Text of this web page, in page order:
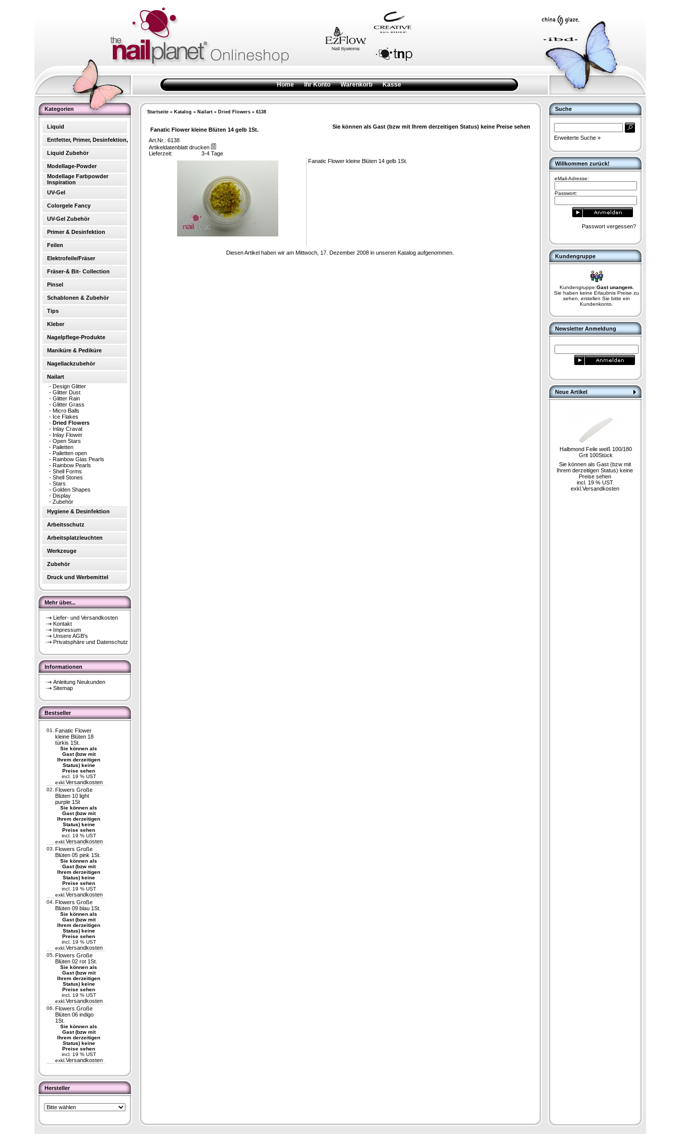
Home Ihr Konto Warenkorb Kasse
Kategorien
Liquid
Entfetter, Primer, Desinfektion,
Liquid Zubehör
Modellage-Powder
Modellage Farbpowder
Inspiration
UV-Gel
Colorgele Fancy
UV-Gel Zubehör
Primer & Desinfektion
Feilen
Elektrofeile/Fräser
Fräser-& Bit- Collection
Pinsel
Schablonen & Zubehör
Tips
Kleber
Nagelpflege-Produkte
Maniküre & Pediküre
Nagellackzubehör
Nailart
- Design Glitter
- Glitter Dust
- Glitter Rain
- Glitter Grass
- Micro Balls
- Ice Flakes
- Dried Flowers
- Inlay Cravat
- Inlay Flower
- Open Stars
- Pailetten
- Pailetten open
- Rainbow Glas Pearls
- Rainbow Pearls
- Shell Forms
- Shell Stones
- Stars
- Golden Shapes
- Display
- Zubehör
Hygiene & Desinfektion
Arbeitsschutz
Arbeitsplatzleuchten
Werkzeuge
Zubehör
Druck und Werbemittel
Mehr über...
Liefer- und Versandkosten
Kontakt
Impressum
Unsere AGB's
Privatsphäre und Datenschutz
Informationen
Anleitung Neukunden
Sitemap
Bestseller
01.
Fanatic Flower
kleine Blüten 18
türkis 1St.
Sie können als
Gast (bzw mit
Ihrem derzeitigen
Status) keine
Preise sehen
incl. 19 % UST
exkl. Versandkosten
02. Flowers Große
Blüten 10 light
purple 1St
Sie können als
Gast (bzw mit
Ihrem derzeitigen
Status) keine
Preise sehen
incl. 19 % UST
exkl. Versandkosten
03. Flowers Große
Blüten 05 pink 1St.
Sie können als
Gast (bzw mit
Ihrem derzeitigen
Status) keine
Preise sehen
incl. 19 % UST
exkl. Versandkosten
04. Flowers Große
Blüten 09 blau 1St.
Sie können als
Gast (bzw mit
Ihrem derzeitigen
Status) keine
Preise sehen
incl. 19 % UST
exkl. Versandkosten
05. Flowers Große
Blüten 02 rot 1St.
Sie können als
Gast (bzw mit
Ihrem derzeitigen
Status) keine
Preise sehen
incl. 19 % UST
exkl. Versandkosten
06. Flowers Große
Blüten 06 indigo
1St.
Sie können als
Gast (bzw mit
Ihrem derzeitigen
Status) keine
Preise sehen
incl. 19 % UST
exkl. Versandkosten
Hersteller
Startseite» Katalog » Nailart» Dried Flowers» 6138
Fanatic Flower kleine Blüten 14 gelb 1St. Sie können als Gast (bzw mit Ihrem derzeitigen Status) keine Preise sehen
Art.Nr.: 6138
Artikeldatenblatt drucken
Lieferzeit:
3-4 Tage
Fanatic Flower kleine Blüten 14 gelb 1St.
Diesen Artikel haben wir am Mittwoch, 17. Dezember 2008 in unseren Katalog aufgenommen.
Suche
Erweiterte Suche »
Willkommen zurück!
eMail-Adresse:
Passwort:
Passwort vergessen?
Kundengruppe
Kundengruppe:Gast unangem.
Sie haben keine Erlaubnis Preise zu
sehen, erstellen Sie bitte ein
Kundenkonto.
Newsletter Anmeldung
Neue Artikel
Halbmond Feile weiß 100/180
Grit 100Stück
Sie können als Gast (bzw mit
Ihrem derzeitigen Status) keine
Preise sehen
incl. 19 % UST
exkl. Versandkosten